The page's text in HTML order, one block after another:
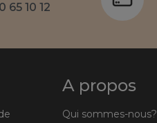
65 10 12
A propos
Qui sommes-nous?